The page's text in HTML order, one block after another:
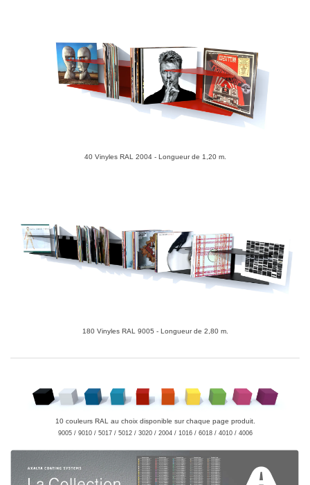
40 Vinyles RAL 2004 - Longueur de 1,20 m.
180 Vinyles RAL 9005 - Longueur de 2,80 m.
10 couleurs RAL au choix disponible sur chaque page produit.
9005 / 9010 / 5017 / 5012 / 3020 / 2004 / 1016 / 6018 / 4010 / 4006